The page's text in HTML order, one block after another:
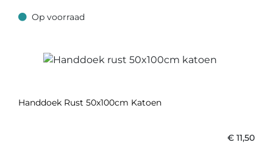
Op voorraad
Op voorraad
Handdoek Rust 50x100cm Katoen
€ 11,50